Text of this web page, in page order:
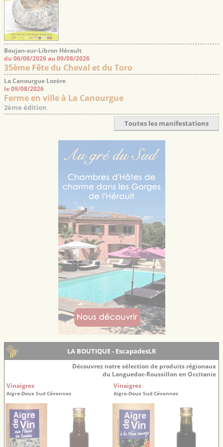
Boujan-sur-Libron Hérault
du 06/08/2026 au 09/08/2026
35ème Fête du Cheval et du Toro
La Canourgue Lozère
le 09/08/2026
Ferme en ville à La Canourgue
2ème édition
Toutes les manifestations
LA BOUTIQUE - EscapadesLR
Découvrez notre sélection de produits régionaux
du Languedoc-Roussillon en Occitanie
Vinaigres
Aigre-Doux Sud Cévennes
Vinaigres
Aigre-Doux Sud Cévennes